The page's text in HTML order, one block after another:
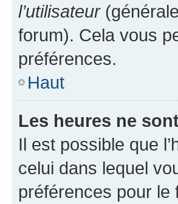
l’utilisateur
forum). Cela vous
préférences.
Haut
Les heures ne
Il est possible que
celui dans lequel
préférences pour